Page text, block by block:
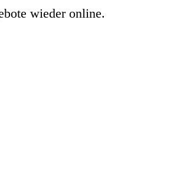
wieder online.